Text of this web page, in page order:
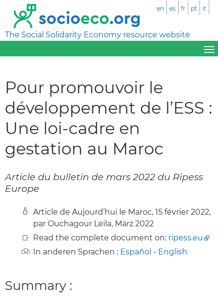
The Social Solidarity Economy resource website
en es fr pt it
Pour promouvoir le
développement de l’ESS :
Une loi-cadre en
gestation au Maroc
Article du bulletin de mars 2022 du Ripess
Europe
Article de Aujourd’hui le Maroc, 15 février 2022,
par Ouchagour Leila, März 2022
Read the complete document on: ripess.eu
In anderen Sprachen : Español - English
Summary :